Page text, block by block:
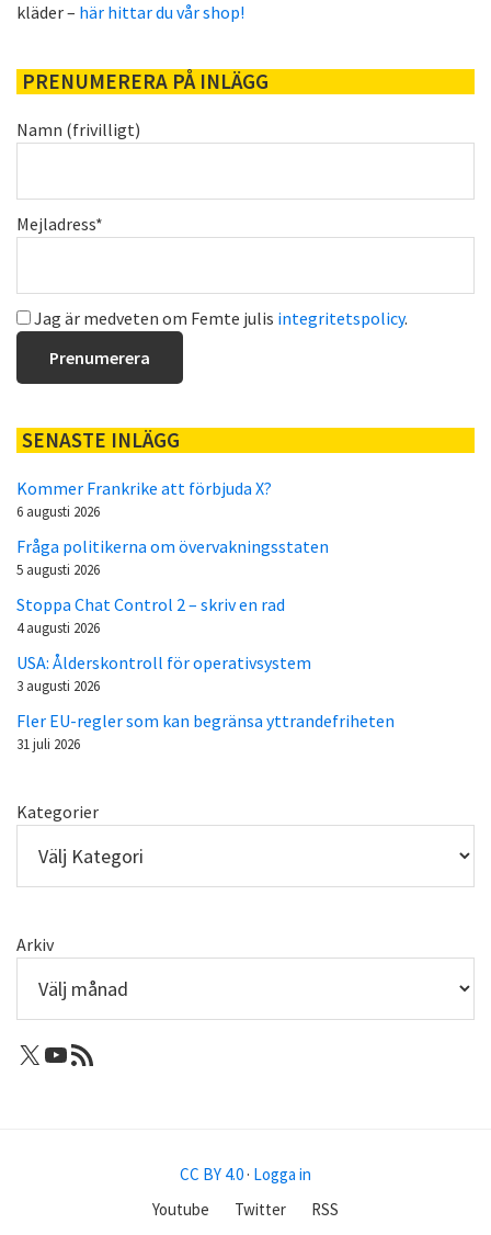
kläder – här hittar du vår shop!
PRENUMERERA PÅ INLÄGG
Namn (frivilligt)
Mejladress*
Jag är medveten om Femte julis integritetspolicy.
SENASTE INLÄGG
Kommer Frankrike att förbjuda X?
6 augusti 2026
Fråga politikerna om övervakningsstaten
5 augusti 2026
Stoppa Chat Control 2 – skriv en rad
4 augusti 2026
USA: Ålderskontroll för operativsystem
3 augusti 2026
Fler EU-regler som kan begränsa yttrandefriheten
31 juli 2026
Kategorier
Arkiv
X: Femtejuli
Youtube
RSS-flöde
CC BY 4.0 · Logga in
Youtube
Twitter RSS